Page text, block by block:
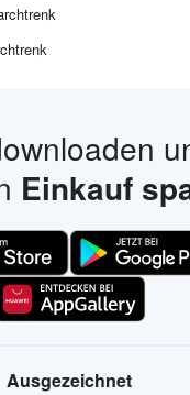
Einkauf
Ausgezeichnet